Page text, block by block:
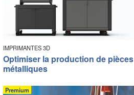
IMPRIMANTES 3D
Optimiser la production de pièces
métalliques
Premium